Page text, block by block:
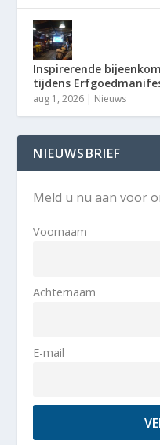
Inspirerende
tijdens
aug 1, 2026 | Nieuws
NIEUWSBRIEF
Meld u nu aan voor
Voornaam
Achternaam
E-mail